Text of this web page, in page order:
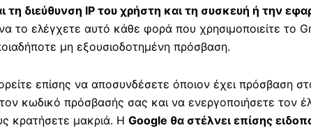
διεύθυνση IP του χρήστη και τη συσκευή ή την
το ελέγχετε αυτό κάθε φορά που χρησιμοποιείτε το
μη εξουσιοδοτημένη πρόσβαση.
επίσης να αποσυνδέσετε όποιον έχει πρόσβαση
κωδικό πρόσβασής σας και να ενεργοποιήσετε τον
κρατήσετε μακριά. Η Google θα στέλνει επίσης